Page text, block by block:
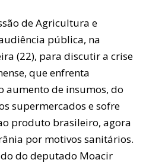
de Agricultura e
pública, na
(22), para discutir a crise
que enfrenta
aumento de insumos, do
supermercados e sofre
produto brasileiro, agora
por motivos sanitários.
do deputado Moacir